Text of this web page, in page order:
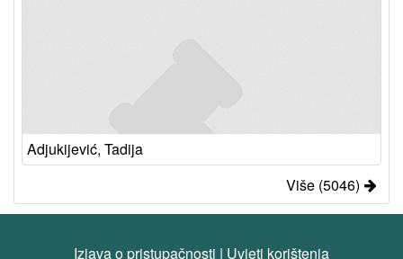
Adjukijević, Tadija
Više (5046)
Izjava o pristupačnosti | Uvjeti korištenja